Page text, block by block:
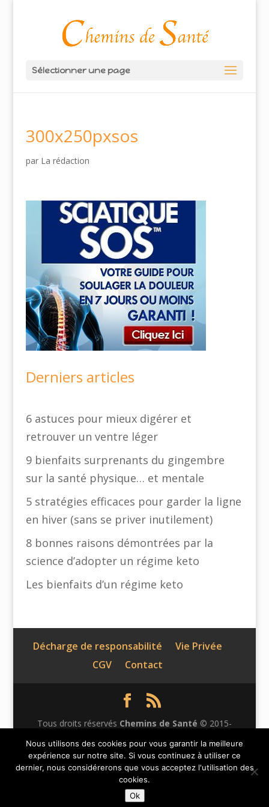
Sélectionner une page
300x250pxsos
par La rédaction
Derniers articles
6 astuces pour mieux digérer et
retrouver un ventre léger
9 bienfaits surprenants du gingembre
sur la santé physique… et mentale
5 stratégies efficaces pour garder la ligne
en hiver (sans se priver inutilement)
8 bonnes raisons démontrées par la
science d’adopter un régime keto
Les bienfaits d’un régime keto
Décharge de responsabilité
Vie Privée
CGV
Contact
Tous droits réservés Chemins de Santé © 2015-
2026 | Ce site n'appartient pas à Facebook et n'est pas
affilié à Facebook Inc. Le contenu de ce site web n'a
pas été vérifié par Facebook. Facebook est une marque
déposée de Facebook Inc.
Nous utilisons des cookies pour vous garantir la meilleure
expérience sur notre site. Si vous continuez à utiliser ce
dernier, nous considérerons que vous acceptez l'utilisation des
cookies.
Ok